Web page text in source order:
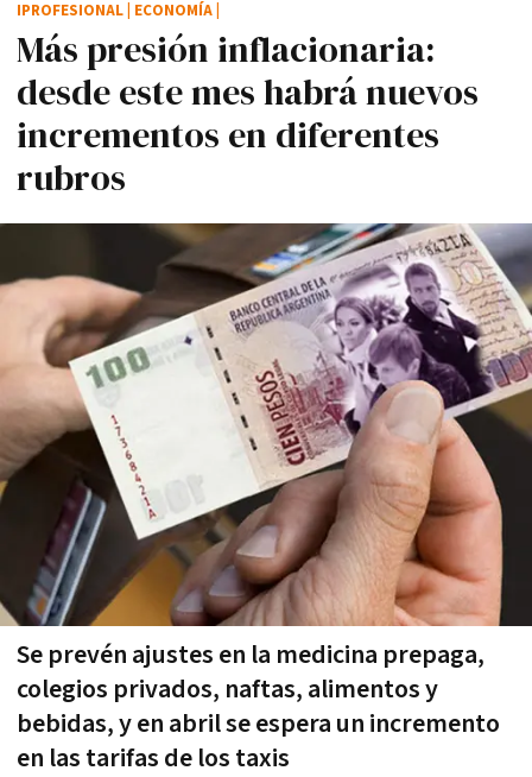
Más presión inflacionaria:
desde este mes habrá nuevos
incrementos en diferentes
rubros
Se prevén ajustes en la medicina prepaga,
colegios privados, naftas, alimentos y
bebidas, y en abril se espera un incremento
en las tarifas de los taxis
IPROFESIONAL ECONOMÍA